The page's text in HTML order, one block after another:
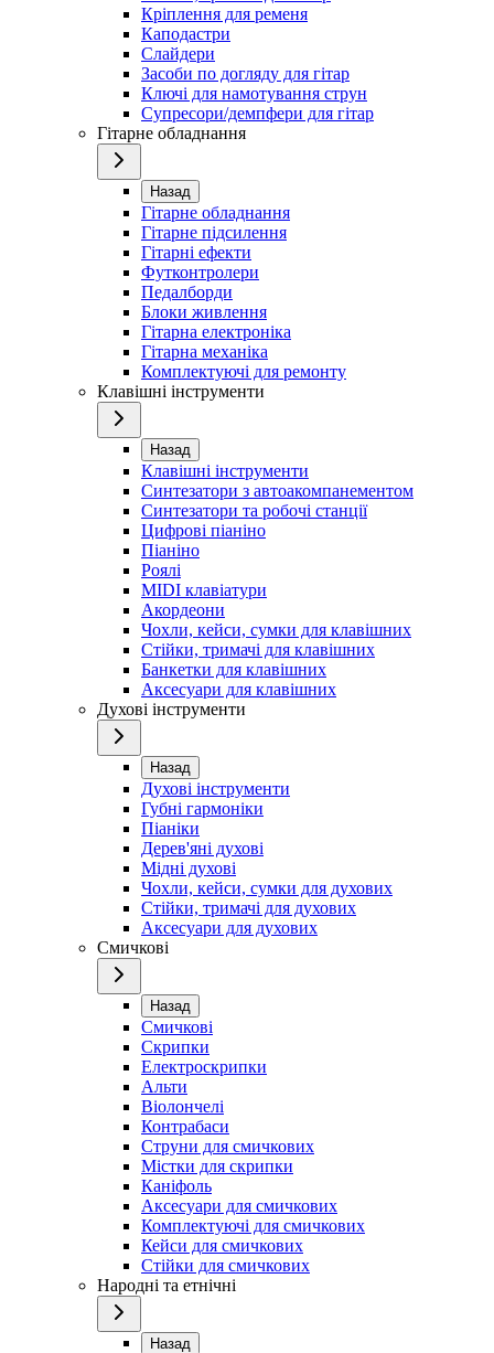
Кріплення для ременя
Каподастри
Слайдери
Засоби по догляду для гітар
Ключі для намотування струн
Супресори/демпфери для гітар
Гітарне обладнання
Назад
Гітарне обладнання
Гітарне підсилення
Гітарні ефекти
Футконтролери
Педалборди
Блоки живлення
Гітарна електроніка
Гітарна механіка
Комплектуючі для ремонту
Клавішні інструменти
Назад
Клавішні інструменти
Синтезатори з автоакомпанементом
Синтезатори та робочі станції
Цифрові піаніно
Піаніно
Роялі
MIDI клавіатури
Акордеони
Чохли, кейси, сумки для клавішних
Стійки, тримачі для клавішних
Банкетки для клавішних
Аксесуари для клавішних
Духові інструменти
Назад
Духові інструменти
Губні гармоніки
Піаніки
Дерев'яні духові
Мідні духові
Чохли, кейси, сумки для духових
Стійки, тримачі для духових
Аксесуари для духових
Смичкові
Назад
Смичкові
Скрипки
Електроскрипки
Альти
Віолончелі
Контрабаси
Струни для смичкових
Містки для скрипки
Каніфоль
Аксесуари для смичкових
Комплектуючі для смичкових
Кейси для смичкових
Стійки для смичкових
Народні та етнічні
Назад